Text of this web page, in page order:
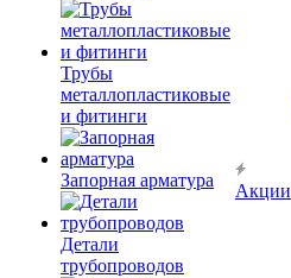
Трубы
металлопластиковые
и фитинги
Запорная арматура
Детали
трубопроводов
Акции